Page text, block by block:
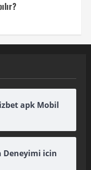
apk Mobil
Deneyimi icin